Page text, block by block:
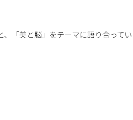
「美と脳」をテーマに語り合ってい